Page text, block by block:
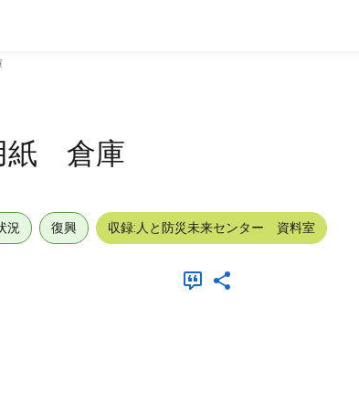
紙 倉庫
況 復興 収録:人と防災未来センター 資料室